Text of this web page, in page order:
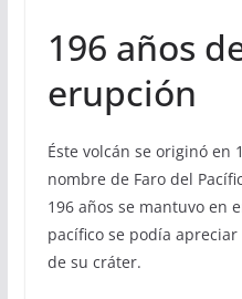
196 años
erupción
Éste volcán se originó en
nombre de Faro del
196 años se mantuvo en
pacífico se podía
de su cráter.